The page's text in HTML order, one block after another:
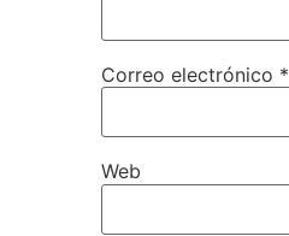
Correo electrónico *
Web